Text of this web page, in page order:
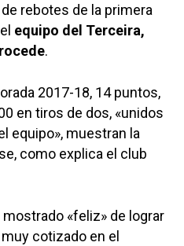
rebotes de la primera
equipo del Terceira,
.
2017-18, 14 puntos,
en tiros de dos, «unidos
equipo», muestran la
como explica el club
«feliz» de lograr
cotizado en el